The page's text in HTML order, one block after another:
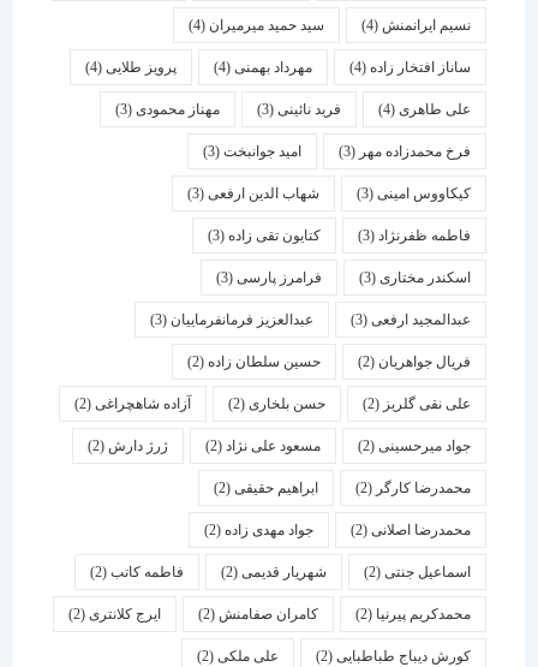
نسیم ایرانمنش(4) سید حمید میرمیران(4)
ساناز افتخار زاده(4) مهرداد بهمنی (4) پرویز طلایی(4)
علی طاهری(4) فرید نائینی(3) مهناز محمودی(3)
فرخ محمدزاده مهر(3) امید جوانبخت(3)
کیکاووس امینی(3) شهاب الدین ارفعی(3)
فاطمه ظفرنژاد(3) کتایون تقی زاده(3)
اسكندر مختاری (3) فرامرز پارسی(3)
عبدالمجید ارفعی(3) عبدالعزیز فرمانفرماییان(3)
فریال جواهریان(2) حسین سلطان زاده(2)
علی نقی گلریز(2) حسن بلخاری(2) آزاده شاهچراغی(2)
جواد میرحسینی(2) مسعود علی نژاد(2) ژرژ دارش (2)
محمدرضا کارگر(2) ابراهیم حقیقی(2)
محمدرضا اصلانی(2) جواد مهدی زاده(2)
اسماعیل جنتی(2) شهریار قدیمی(2) فاطمه کاتب(2)
محمدکریم پیرنیا (2) کامران صفامنش(2) ایرج کلانتری (2)
کورش دیباج طباطبایی(2) علی ملکی(2)